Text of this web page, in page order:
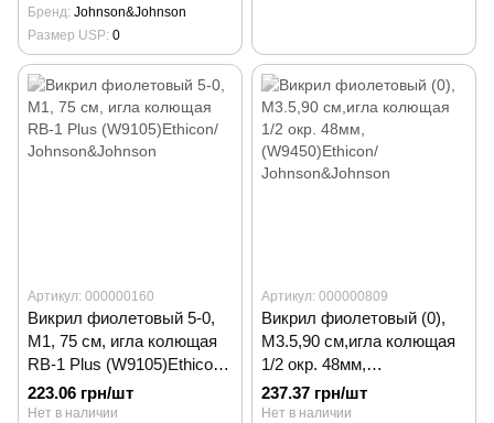
Бренд Johnson&Johnson
Размер USP 0
Артикул: 000000160
Викрил фиолетовый 5-0,
М1, 75 см, игла колющая
RB-1 Plus (W9105)Ethicon/
Johnson&Johnson
223.06 грн/шт
Нет в наличии
Артикул: 000000809
Викрил фиолетовый (0),
М3.5,90 см,игла колющая
1/2 окр. 48мм,
(W9450)Ethicon/
Johnson&Johnson
237.37 грн/шт
Нет в наличии